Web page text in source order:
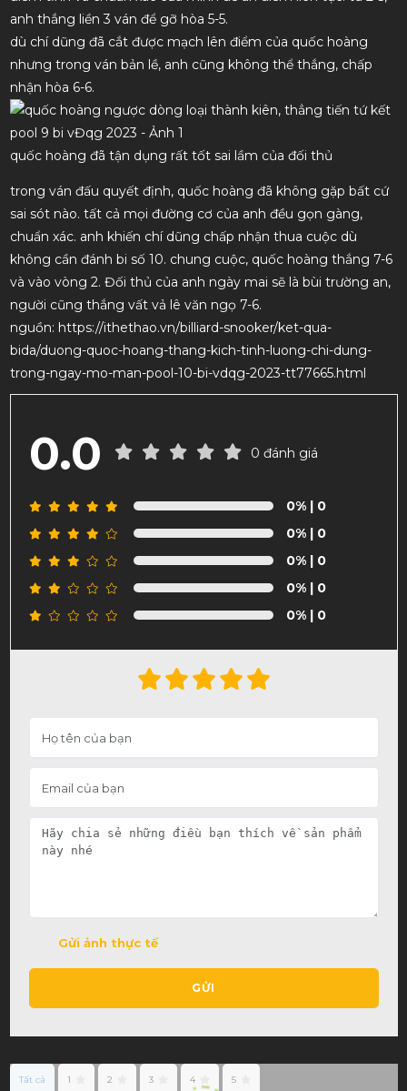
anh thắng liền 3 ván để gỡ hòa 5-5.
dù chí dũng đã cắt được mạch lên điểm của quốc hoàng
nhưng trong ván bản lề, anh cũng không thể thắng, chấp
nhận hòa 6-6.
quốc hoàng đã tận dụng rất tốt sai lầm của đối thủ
trong ván đấu quyết định, quốc hoàng đã không gặp bất cứ
sai sót nào. tất cả mọi đường cơ của anh đều gọn gàng,
chuẩn xác. anh khiến chí dũng chấp nhận thua cuộc dù
không cần đánh bi số 10. chung cuộc, quốc hoàng thắng 7-6
và vào vòng 2. Đối thủ của anh ngày mai sẽ là bùi trường an,
người cũng thắng vất vả lê văn ngọ 7-6.
nguồn: https://ithethao.vn/billiard-snooker/ket-qua-
bida/duong-quoc-hoang-thang-kich-tinh-luong-chi-dung-
trong-ngay-mo-man-pool-10-bi-vdqg-2023-tt77665.html
0.0 0 đánh giá
0%| 0
0%| 0
0%| 0
0%| 0
0%| 0
Gửi ảnh thực tế
GỬI
Tất cả 1 2 3 4 5